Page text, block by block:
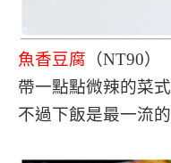
魚香豆腐 （NT90）
帶一點點微辣的菜式
不過下飯是最一流的